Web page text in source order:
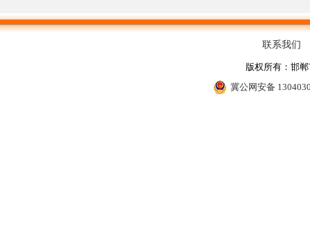
联系我们
版权所有：邯
冀公网安备